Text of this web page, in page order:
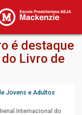
é destaque
Livro de
Jovens e Adultos
Internacional do